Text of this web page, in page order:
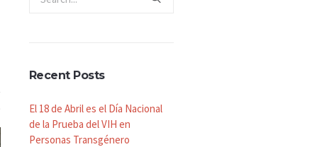
Recent Posts
El 18 de Abril es el Día Nacional
de la Prueba del VIH en
Personas Transgénero